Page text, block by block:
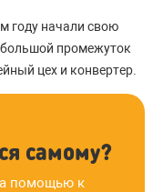
году начали свою
промежуток
цех и конвертер.
самому?
помощью к